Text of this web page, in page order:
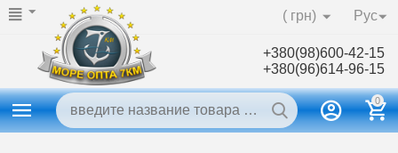
Рус
( грн)
+380(98)600-42-15
+380(96)614-96-15
0